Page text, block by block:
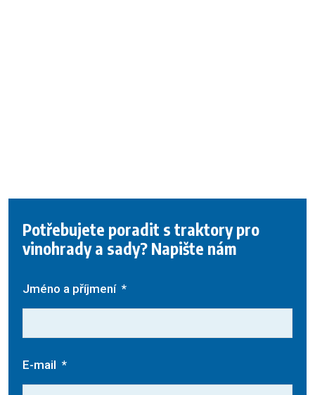
Potřebujete poradit s traktory pro
vinohrady a sady? Napište nám
Jméno a příjmení *
E-mail *